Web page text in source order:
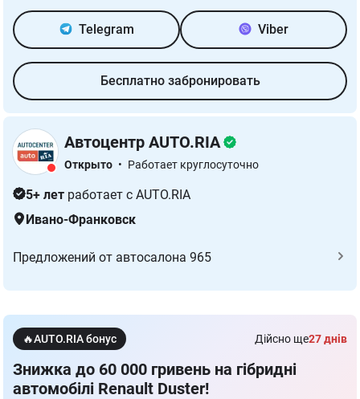
Telegram Viber
Бесплатно забронировать
Автоцентр AUTO.RIA
Открыто • Работает круглосуточно
5+ лет работает с AUTO.RIA
Ивано-Франковск
Предложений от автосалона 965
🔥AUTO.RIA бонус Дійсно ще27 днів
Знижка до 60 000 гривень на гібридні
автомобілі Renault Duster!